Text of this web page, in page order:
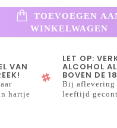
TOEVOEGEN
WINKELWAGEN
VAN
hartje
LET OP:
ALCOHOL
BOVEN DE
Bij aflevering
leeftijd